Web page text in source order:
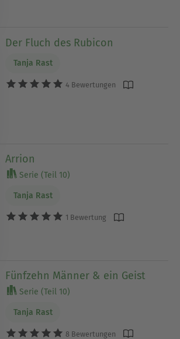
Der Fluch des Rubicon
Tanja Rast
4 Bewertungen
Arrion
Serie (Teil 10)
Tanja Rast
1 Bewertung
Fünfzehn Männer & ein Geist
Serie (Teil 10)
Tanja Rast
8 Bewertungen